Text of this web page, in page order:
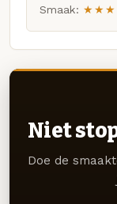
Smaak:
Niet
Doe de